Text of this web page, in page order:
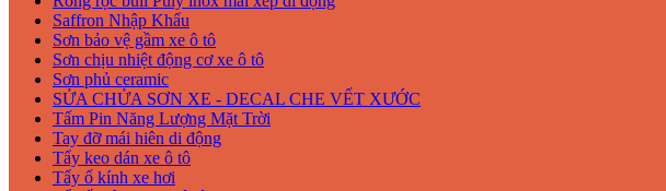
Saffron Nhập Khẩu
Sơn bảo vệ gầm xe ô tô
Sơn chịu nhiệt động cơ xe ô tô
Sơn phủ ceramic
SỬA CHỬA SƠN XE - DECAL CHE VẾT XƯỚC
Tấm Pin Năng Lượng Mặt Trời
Tay đỡ mái hiên di động
Tẩy keo dán xe ô tô
Tẩy ố kính xe hơi